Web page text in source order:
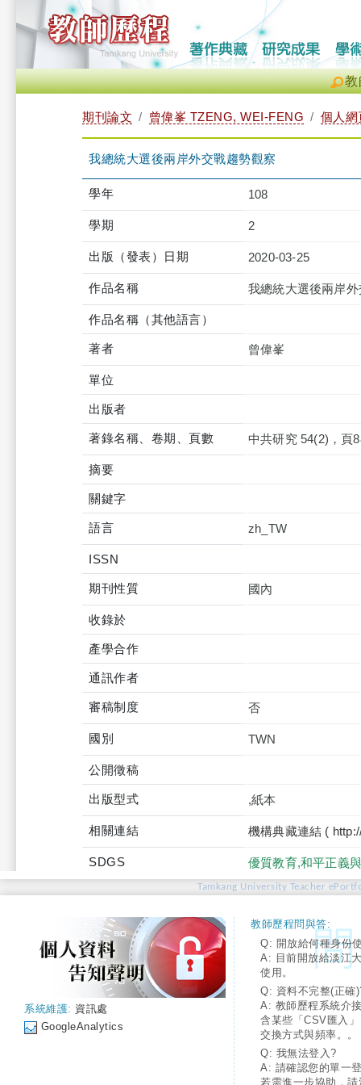
教
期刊論文 曾偉峯 TZENG, WEI-FENG 個人網
我總統大選後兩岸外交戰趨勢觀察
學年 108
學期 2
出版（發表）日期 2020-03-25
作品名稱 我總統大選後兩岸
作品名稱（其他語言）
著者 曾偉峯
單位
出版者
著錄名稱、卷期、頁數 中共研究 54(2)，頁
摘要
關鍵字
語言 zh_TW
ISSN
期刊性質 國內
收錄於
產學合作
通訊作者
審稿制度 否
國別 TWN
公開徵稿
出版型式 ,紙本
相關連結 機構典藏連結 (
SDGS 優質教育,和平正義
Tamkang University Teacher
系統維護: 資訊處
GoogleAnalytics
教師歷程問與答:
Q: 開放給何種身份
A: 目前開放給淡江
使用。
Q: 資料不完整(正確
A: 教師歷程系統介
含某些「CSV匯入
交換方式與頻率。。
Q: 我無法登入?
A: 請確認您的單一
若需進一步協助，